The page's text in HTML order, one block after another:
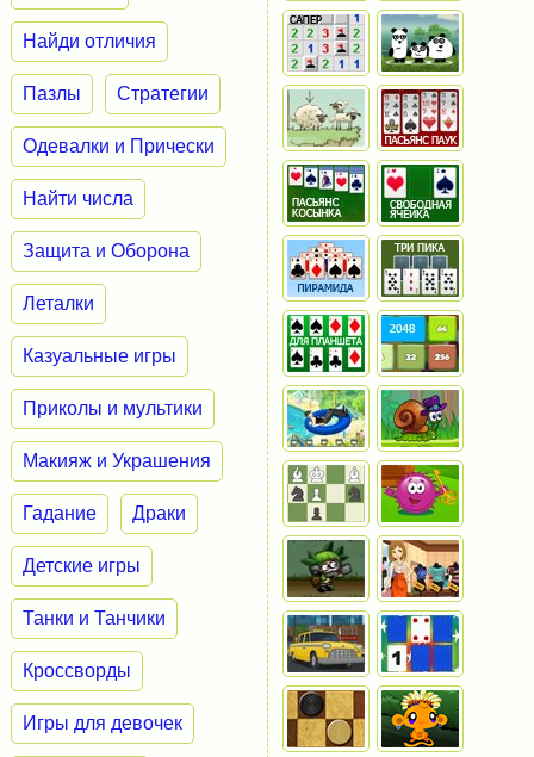
Найди отличия
Пазлы Стратегии
Одевалки и Прически
Найти числа
Защита и Оборона
Леталки
Казуальные игры
Приколы и мультики
Макияж и Украшения
Гадание Драки
Детские игры
Танки и Танчики
Кроссворды
Игры для девочек